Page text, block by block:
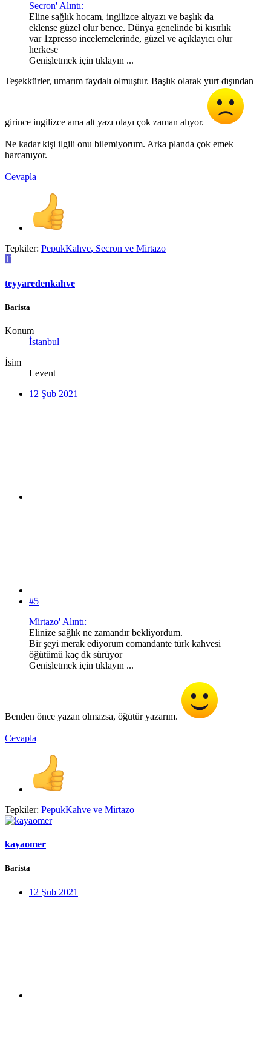
Secron' Alıntı:
Eline sağlık hocam, ingilizce altyazı ve başlık da
eklense güzel olur bence. Dünya genelinde bi kısırlık
var 1zpresso incelemelerinde, güzel ve açıklayıcı olur
herkese
Genişletmek için tıklayın ...
Teşekkürler, umarım faydalı olmuştur. Başlık olarak yurt dışından
girince ingilizce ama alt yazı olayı çok zaman alıyor.
Ne kadar kişi ilgili onu bilemiyorum. Arka planda çok emek
harcanıyor.
Cevapla
Tepkiler: PepukKahve, Secron ve Mirtazo
T
teyyaredenkahve
Barista
Konum
İstanbul
İsim
Levent
12 Şub 2021
#5
Mirtazo' Alıntı:
Elinize sağlık ne zamandır bekliyordum.
Bir şeyi merak ediyorum comandante türk kahvesi
öğütümü kaç dk sürüyor
Genişletmek için tıklayın ...
Benden önce yazan olmazsa, öğütür yazarım.
Cevapla
Tepkiler: PepukKahve ve Mirtazo
kayaomer
Barista
12 Şub 2021